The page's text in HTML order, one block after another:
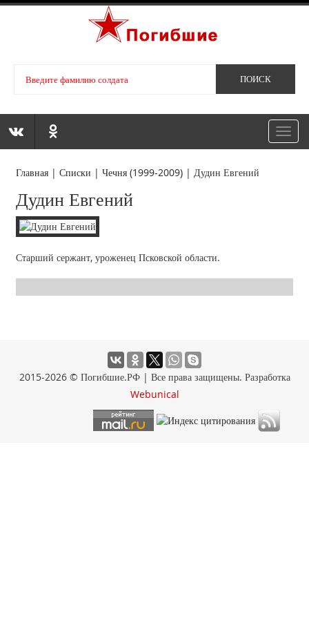
Главная |Списки |Чечня (1999-2009) | Дудин Евгений
Дудин Евгений
Старший сержант, уроженец Псковской области.
2015-2026 © Погибшие.РФ | Все права защищены. Разработка
Webunical